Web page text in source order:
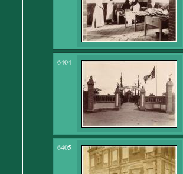
6404
6405